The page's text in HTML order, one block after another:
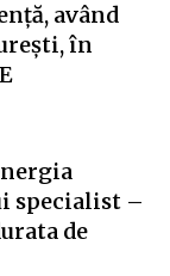
având
în
specialist –
de